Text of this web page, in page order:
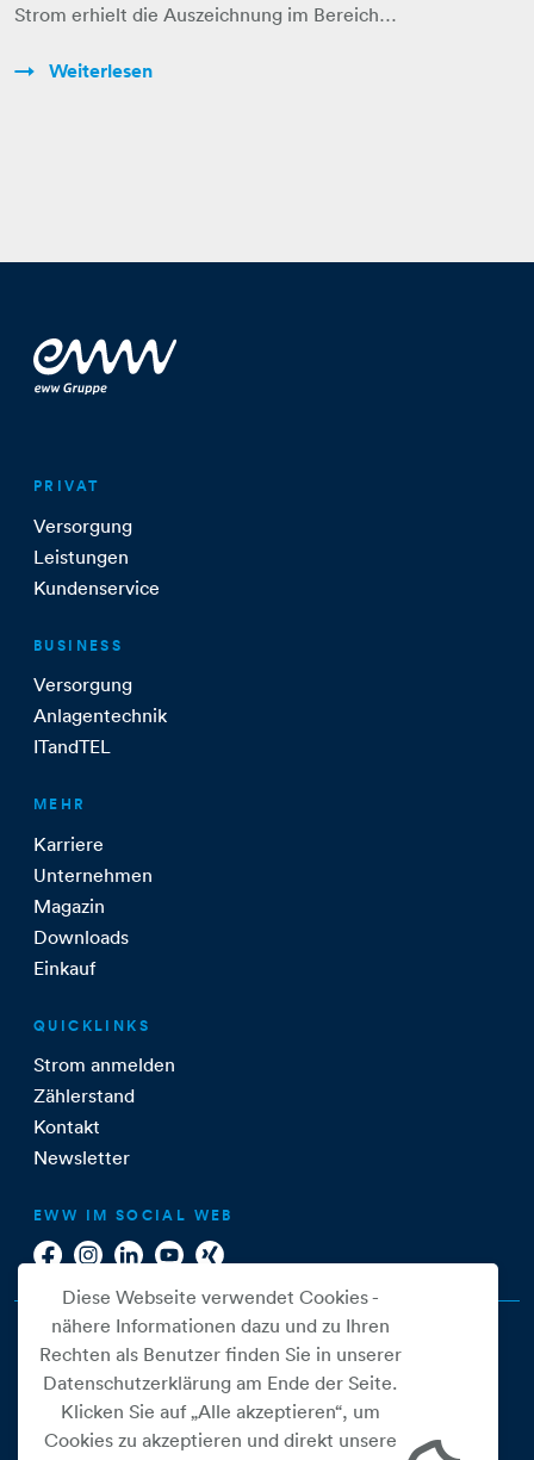
Strom erhielt die Auszeichnung im Bereich…
Weiterlesen
PRIVAT
Versorgung
Leistungen
Kundenservice
BUSINESS
Versorgung
Anlagentechnik
ITandTEL
MEHR
Karriere
Unternehmen
Magazin
Downloads
Einkauf
QUICKLINKS
Strom anmelden
Zählerstand
Kontakt
Newsletter
EWW IM SOCIAL WEB
Diese Webseite verwendet Cookies -
nähere Informationen dazu und zu Ihren
Rechten als Benutzer finden Sie in unserer
Datenschutzerklärung am Ende der Seite.
Klicken Sie auf „Alle akzeptieren“, um
Cookies zu akzeptieren und direkt unsere